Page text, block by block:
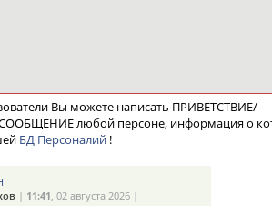
Вы можете написать ПРИВЕТСТВИЕ/
любой персоне, информация о
БД Персоналий !
| 11:41, 02 августа 2026 |